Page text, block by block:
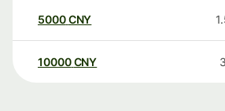
5000CNY
10000 CNY